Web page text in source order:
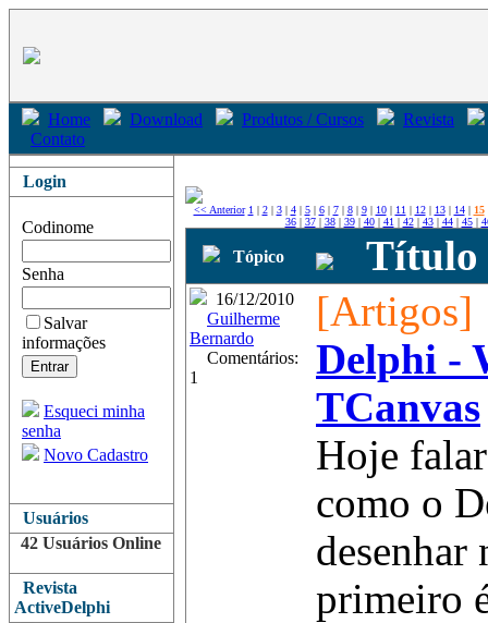
Home Download Produtos / Cursos
Revista
Contato
Login
Codinome
Senha
Salvar
informações
Esqueci minha
senha
Novo Cadastro
Usuários
42 Usuários Online
Revista
ActiveDelphi
<< Anterior 1 | 2| 3| 4| 5| 6| 7| 8| 9| 10| 11 | 12| 13| 14| 15
36| 37| 38| 39| 40| 41 | 42| 43| 44| 45|
Tópico Título
16/12/2010
Guilherme
Bernardo
Comentários:
1
[Artigos]
Delphi -
TCanvas
Hoje
como o
desenhar
primeiro